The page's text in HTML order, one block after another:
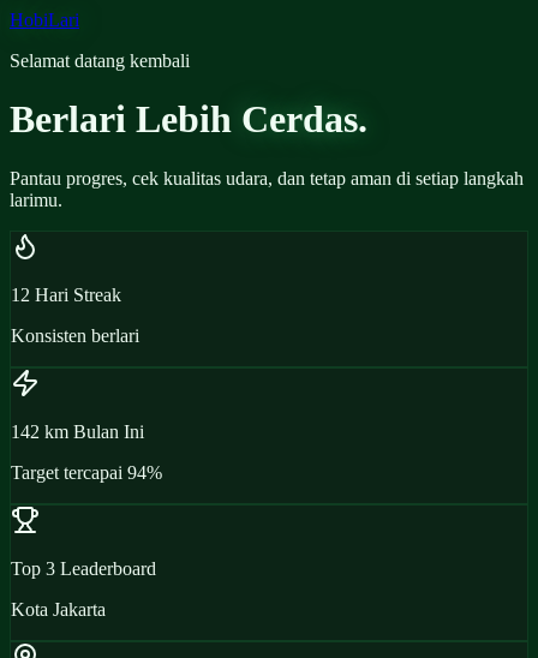
HobiLari
Selamat datang kembali
Berlari Lebih Cerdas.
Pantau progres, cek kualitas udara, dan tetap aman di setiap langkah
larimu.
12 Hari Streak
Konsisten berlari
142 km Bulan Ini
Target tercapai 94%
Top 3 Leaderboard
Kota Jakarta